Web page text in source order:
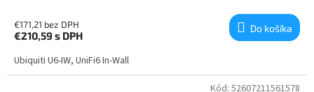
€171,21 bez DPH
€210,59 s DPH
Do košíka
Ubiquiti U6-IW, UniFi6 In-Wall
Kód: 52607211561578